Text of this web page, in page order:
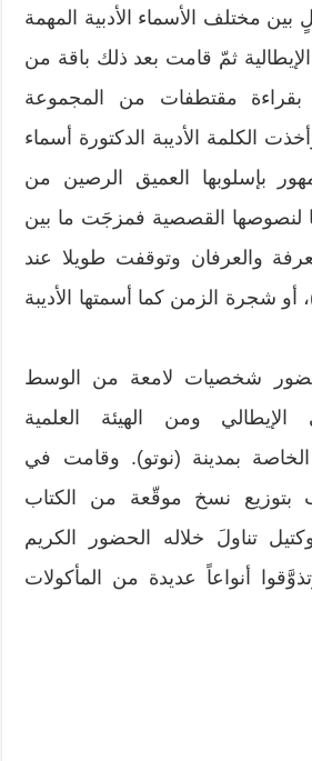
بين مختلف الأسماء الأدبية المهمة
ثمّ قامت بعد ذلك باقة من
بقراءة مقتطفات من المجموعة
الكلمة الأديبة الدكتورة أسماء
بإسلوبها العميق الرصين من
لنصوصها القصصية فمزجَت ما بين
والعرفان وتوقفت طويلا عند
شجرة الزمن كما أسمتها الأديبة
شخصيات لامعة من الوسط
الإيطالي ومن الهيئة العلمية
الخاصة بمدينة (نوتو). وقامت في
بتوزيع نسخ موقّعة من الكتاب
تناولَ خلاله الحضور الكريم
أنواعاً عديدة من المأكولات